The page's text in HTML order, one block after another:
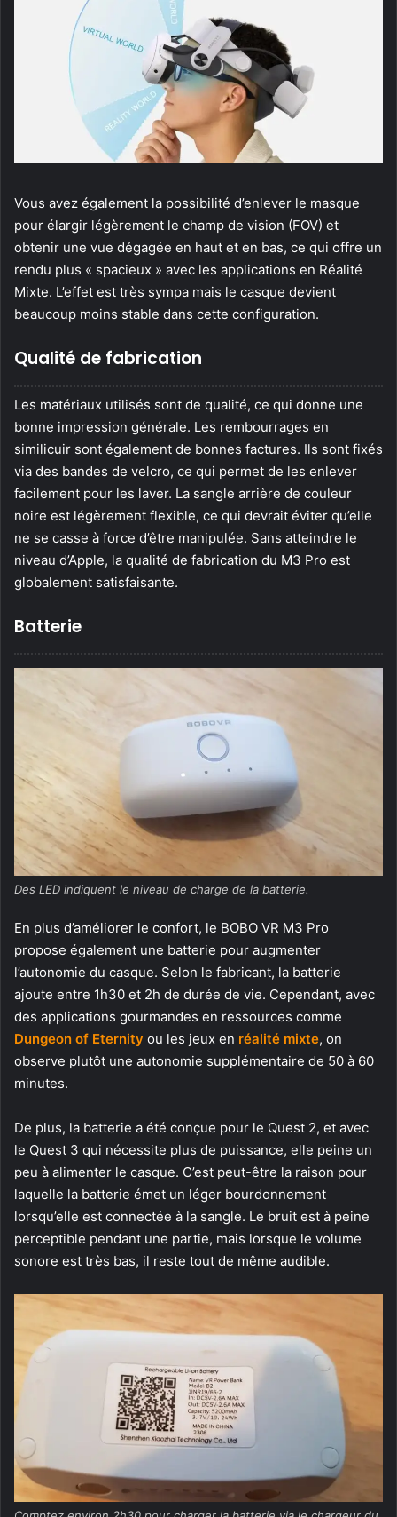
Vous avez également la possibilité d’enlever le masque
pour élargir légèrement le champ de vision (FOV) et
obtenir une vue dégagée en haut et en bas, ce qui offre un
rendu plus « spacieux » avec les applications en Réalité
Mixte. L’effet est très sympa mais le casque devient
beaucoup moins stable dans cette configuration.
Qualité de fabrication
Les matériaux utilisés sont de qualité, ce qui donne une
bonne impression générale. Les rembourrages en
similicuir sont également de bonnes factures. Ils sont fixés
via des bandes de velcro, ce qui permet de les enlever
facilement pour les laver. La sangle arrière de couleur
noire est légèrement flexible, ce qui devrait éviter qu’elle
ne se casse à force d’être manipulée. Sans atteindre le
niveau d’Apple, la qualité de fabrication du M3 Pro est
globalement satisfaisante.
Batterie
Des LED indiquent le niveau de charge de la batterie.
En plus d’améliorer le confort, le BOBO VR M3 Pro
propose également une batterie pour augmenter
l’autonomie du casque. Selon le fabricant, la batterie
ajoute entre 1h30 et 2h de durée de vie. Cependant, avec
des applications gourmandes en ressources comme
Dungeon of Eternity ou les jeux en réalité mixte, on
observe plutôt une autonomie supplémentaire de 50 à 60
minutes.
De plus, la batterie a été conçue pour le Quest 2, et avec
le Quest 3 qui nécessite plus de puissance, elle peine un
peu à alimenter le casque. C’est peut-être la raison pour
laquelle la batterie émet un léger bourdonnement
lorsqu’elle est connectée à la sangle. Le bruit est à peine
perceptible pendant une partie, mais lorsque le volume
sonore est très bas, il reste tout de même audible.